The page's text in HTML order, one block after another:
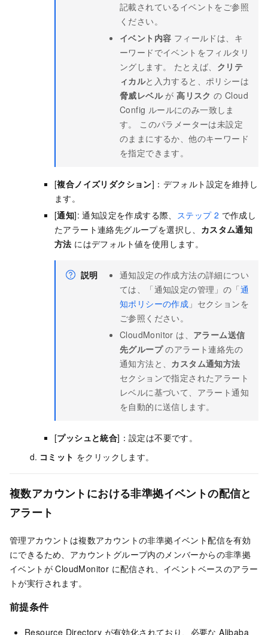
記載されているイベントをご参照
ください。
イベント内容 フィールドは、キ
ーワードでイベントをフィルタリ
ングします。 たとえば、 クリテ
ィカルと入力すると、ポリシーは
脅威レベルが高リスク の Cloud
Config ルールにのみ一致しま
す。 このパラメーターは未設定
のままにするか、他のキーワード
を指定できます。
[複合ノイズリダクション]：デフォルト設定を維持し
ます。
[通知]:通知設定を作成する際、 ステップ 2 で作成し
たアラート連絡先グループを選択し、 カスタム通知
方法 にはデフォルト値を使用します。
説明
通知設定の作成方法の詳細につい
ては、「通知設定の管理」の「通
知ポリシーの作成 」セクションを
ご参照ください。
CloudMonitor は、 アラーム送信
先グループのアラート連絡先の
通知方法と、 カスタム通知方法
セクションで指定されたアラート
レベルに基づいて、アラート通知
を自動的に送信します。
[プッシュと統合]：設定は不要です。
コミット をクリックします。
複数アカウントにおける非準拠イベントの配信と
アラート
管理アカウントは複数アカウントの非準拠イベント配信を有効
にできるため、アカウントグループ内のメンバーからの非準拠
イベントが CloudMonitor に配信され、イベントベースのアラー
トが実行されます。
前提条件
Resource Directory が有効化されており、必要な Alibaba